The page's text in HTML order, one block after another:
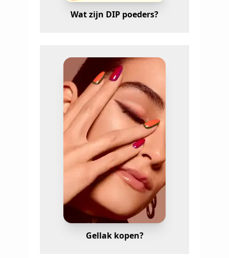
Wat zijn DIP poeders?
Gellak kopen?